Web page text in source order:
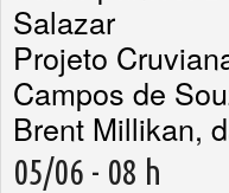
Salazar
Projeto
Campos de
Brent Millikan,
05/06 - 08 h